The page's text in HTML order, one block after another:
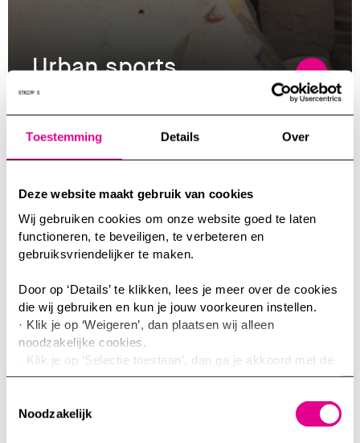
Toestemming Details Over
Deze website maakt gebruik van cookies
Wij gebruiken cookies om onze website goed te laten
functioneren, te beveiligen, te verbeteren en
gebruiksvriendelijker te maken.
Door op ‘Details’ te klikken, lees je meer over de cookies
die wij gebruiken en kun je jouw voorkeuren instellen.
· Klik je op ‘Weigeren’, dan plaatsen wij alleen
noodzakelijke cookies.
· Klik je op ‘Selectie toestaan’, dan ga je akkoord met de
door jouw aangevinkte cookies. Je kunt meer lezen over
· Klik je op ‘Accepteren’, dan ga je akkoord met het
Noodzakelijk
Urban sports
Werken